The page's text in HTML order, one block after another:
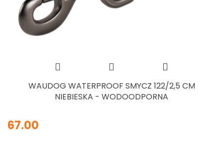
WAUDOG WATERPROOF SMYCZ 122/2,5 CM
NIEBIESKA - WODOODPORNA
67.00